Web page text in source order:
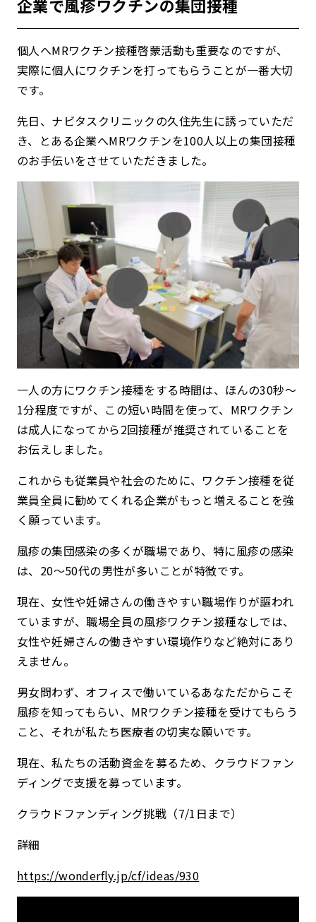
企業で風疹ワクチンの集団接種
個人へMRワクチン接種啓蒙活動も重要なのですが、
実際に個人にワクチンを打ってもらうことが一番大切
です。
先日、ナビタスクリニックの久住先生に誘っていただ
き、とある企業へMRワクチンを100人以上の集団接種
のお手伝いをさせていただきました。
一人の方にワクチン接種をする時間は、ほんの30秒〜
1分程度ですが、この短い時間を使って、MRワクチン
は成人になってから2回接種が推奨されていることを
お伝えしました。
これからも従業員や社会のために、ワクチン接種を従
業員全員に勧めてくれる企業がもっと増えることを強
く願っています。
風疹の集団感染の多くが職場であり、特に風疹の感染
は、20〜50代の男性が多いことが特徴です。
現在、女性や妊婦さんの働きやすい職場作りが謳われ
ていますが、職場全員の風疹ワクチン接種なしでは、
女性や妊婦さんの働きやすい環境作りなど絶対にあり
えません。
男女問わず、オフィスで働いているあなただからこそ
風疹を知ってもらい、MRワクチン接種を受けてもらう
こと、それが私たち医療者の切実な願いです。
現在、私たちの活動資金を募るため、クラウドファン
ディングで支援を募っています。
クラウドファンディング挑戦（7/1日まで）
詳細
https://wonderfly.jp/cf/ideas/930